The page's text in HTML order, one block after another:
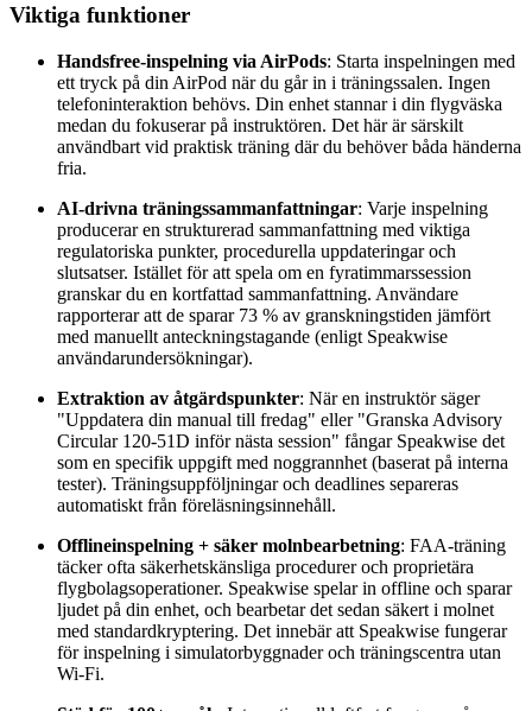
Viktiga funktioner
Handsfree-inspelning via AirPods: Starta inspelningen med
ett tryck på din AirPod när du går in i träningssalen. Ingen
telefoninteraktion behövs. Din enhet stannar i din flygväska
medan du fokuserar på instruktören. Det här är särskilt
användbart vid praktisk träning där du behöver båda händerna
fria.
AI-drivna träningssammanfattningar: Varje inspelning
producerar en strukturerad sammanfattning med viktiga
regulatoriska punkter, procedurella uppdateringar och
slutsatser. Istället för att spela om en fyratimmarssession
granskar du en kortfattad sammanfattning. Användare
rapporterar att de sparar 73 % av granskningstiden jämfört
med manuellt anteckningstagande (enligt Speakwise
användarundersökningar).
Extraktion av åtgärdspunkter: När en instruktör säger
"Uppdatera din manual till fredag" eller "Granska Advisory
Circular 120-51D inför nästa session" fångar Speakwise det
som en specifik uppgift med noggrannhet (baserat på interna
tester). Träningsuppföljningar och deadlines separeras
automatiskt från föreläsningsinnehåll.
Offlineinspelning + säker molnbearbetning: FAA-träning
täcker ofta säkerhetskänsliga procedurer och proprietära
flygbolagsoperationer. Speakwise spelar in offline och sparar
ljudet på din enhet, och bearbetar det sedan säkert i molnet
med standardkryptering. Det innebär att Speakwise fungerar
för inspelning i simulatorbyggnader och träningscentra utan
Wi-Fi.